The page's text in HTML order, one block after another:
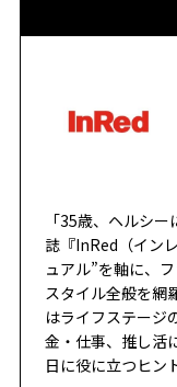
「35歳、ヘルシ
誌『InRed（イン
ュアル”を軸に、
スタイル全般を網
はライフステージ
金・仕事、推し活
日に役に立つヒン